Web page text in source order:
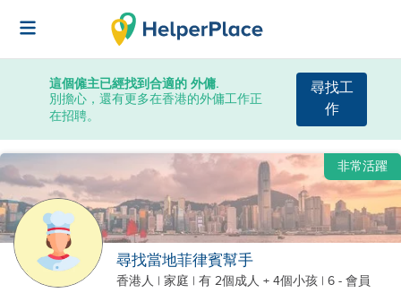
這個僱主已經找到合適的 外傭.
別擔心，還有更多在香港的外傭工作正
在招聘。
尋找工
作
非常活躍
尋找當地菲律賓幫手
香港人 | 家庭 | 有 2個成人 + 4個小孩 | 6 - 會員